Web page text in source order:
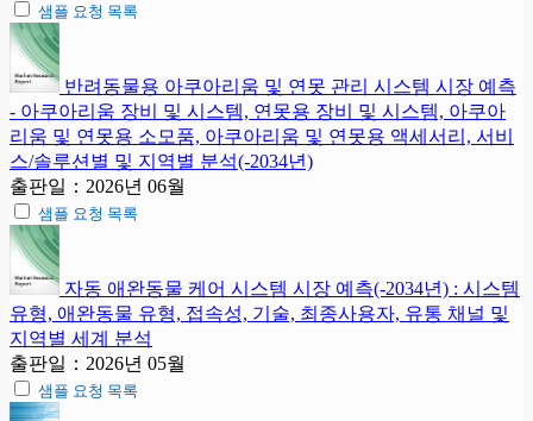
샘플 요청 목록
반려동물용 아쿠아리움 및 연못 관리 시스템 시장 예측
- 아쿠아리움 장비 및 시스템, 연못용 장비 및 시스템, 아쿠아
리움 및 연못용 소모품, 아쿠아리움 및 연못용 액세서리, 서비
스/솔루션별 및 지역별 분석(-2034년)
출판일：2026년 06월
샘플 요청 목록
자동 애완동물 케어 시스템 시장 예측(-2034년) : 시스템
유형, 애완동물 유형, 접속성, 기술, 최종사용자, 유통 채널 및
지역별 세계 분석
출판일：2026년 05월
샘플 요청 목록